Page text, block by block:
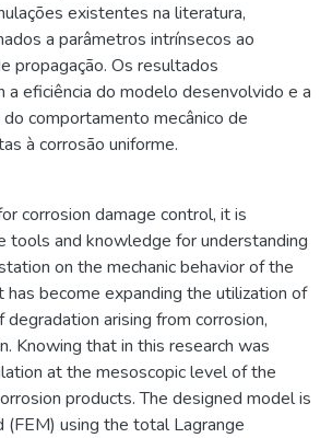
existentes na literatura,
a parâmetros intrínsecos ao
propagação. Os resultados
eficiência do modelo desenvolvido e a
comportamento mecânico de
à corrosão uniforme.
corrosion damage control, it is
and knowledge for understanding
on the mechanic behavior of the
become expanding the utilization of
arising from corrosion,
Knowing that in this research was
at the mesoscopic level of the
products. The designed model is
using the total Lagrange